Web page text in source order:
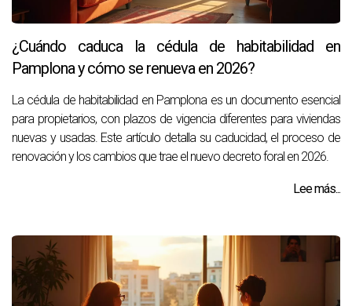
¿Cuándo caduca la cédula de habitabilidad en
Pamplona y cómo se renueva en 2026?
La cédula de habitabilidad en Pamplona es un documento esencial
para propietarios, con plazos de vigencia diferentes para viviendas
nuevas y usadas. Este artículo detalla su caducidad, el proceso de
renovación y los cambios que trae el nuevo decreto foral en 2026.
Lee más...